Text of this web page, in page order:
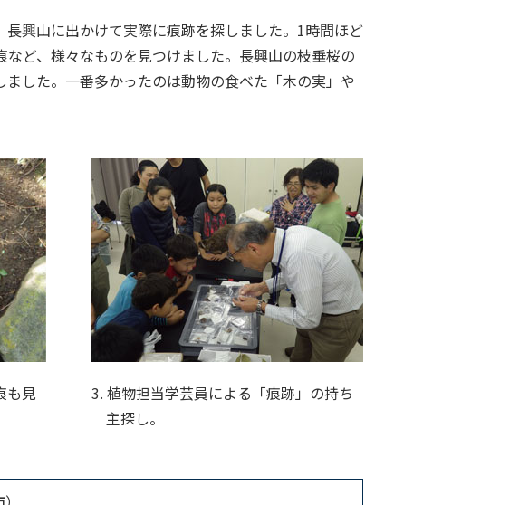
興山に出かけて実際に痕跡を探しました。1時間ほど
ど、様々なものを見つけました。長興山の枝垂桜の
した。一番多かったのは動物の食べた「木の実」や
も見
3. 植物担当学芸員による「痕跡」の持ち
主探し。